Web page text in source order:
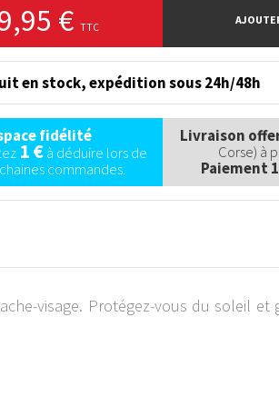
€ TTC
en stock,expédition sous 24h/48h
fidélité
1 €à déduire lors de
commandes.
Livraison
Corse) à
Paiement
visage. Protégez-vous du soleil et